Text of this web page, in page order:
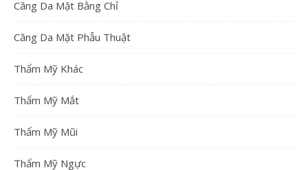
Căng Da Mặt Bằng Chỉ
Căng Da Mặt Phẫu Thuật
Thẩm Mỹ Khác
Thẩm Mỹ Mắt
Thẩm Mỹ Mũi
Thẩm Mỹ Ngực